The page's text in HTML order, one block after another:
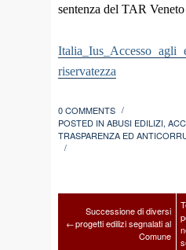
sentenza del TAR
Italia_Ius_Accesso agli
riservatezza
0 COMMENTS /
POSTED IN ABUSI EDILIZI,
TRASPARENZA ED
/
←
Successione di diversi
progetti edilizi segnalati al
Comune